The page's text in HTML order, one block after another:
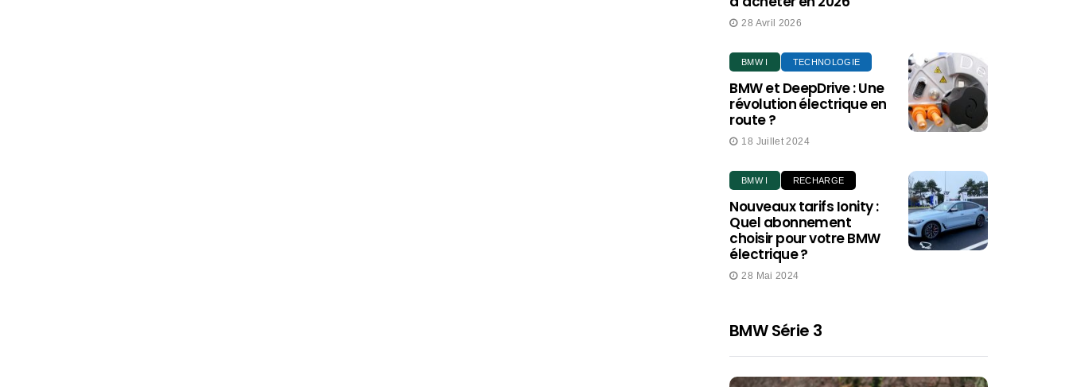
28 Avril 2026
BMW I TECHNOLOGIE
BMW et DeepDrive : Une
révolution électrique en
route ?
18 Juillet 2024
BMW I RECHARGE
Nouveaux tarifs Ionity :
Quel abonnement
choisir pour votre BMW
électrique ?
28 Mai 2024
BMW Série 3